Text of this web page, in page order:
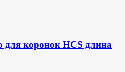
для коронок HCS длина